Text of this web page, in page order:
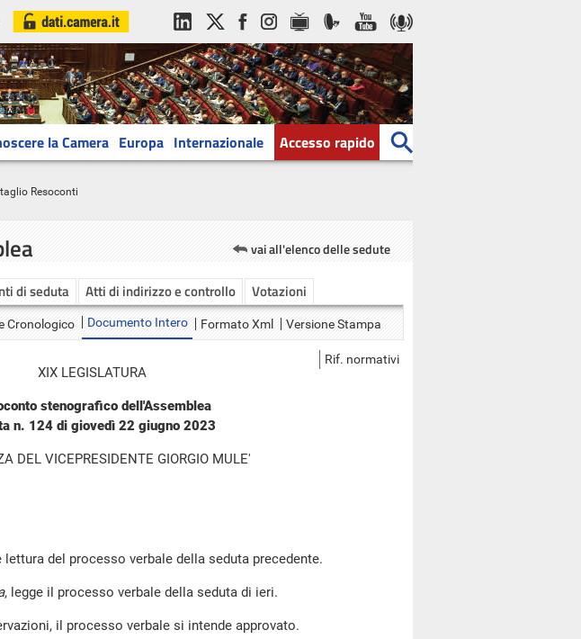
la Camera Europa Internazionale Accesso rapido
Resoconti
vai all'elenco delle sedute
di seduta Atti di indirizzo e controllo Votazioni
Cronologico Documento Intero Formato Xml Versione Stampa
Rif. normativi
XIX LEGISLATURA
stenografico dell'Assemblea
n. 124 di giovedì 22 giugno 2023
DEL VICEPRESIDENTE GIORGIO MULE'
del processo verbale della seduta precedente.
, legge il processo verbale della seduta di ieri.
il processo verbale si intende approvato.